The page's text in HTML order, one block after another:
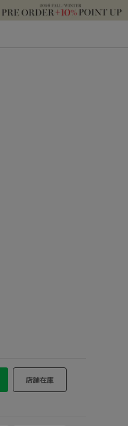
店舗在庫